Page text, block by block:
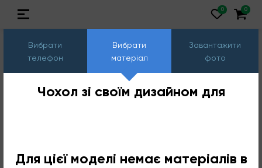
Вибрати
телефон
Вибрати
матеріал
Завантажити
фото
Чохол зі своїм дизайном для
Для цієї моделі немає матеріалів в